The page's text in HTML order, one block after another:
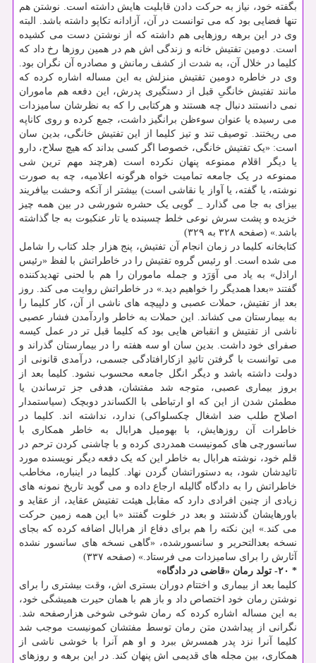
بگفته خود، نیاز به حرکت دادن قابلیت هایش داشته است. نوشتن هم
تنها فضایی بود که می توانست در آن، آزادانه تکاپو داشته باشد. البته
وی در این برهه روزهایی هم داشته که از نوشتن دست می کشیده
است. دومین تفتیش خانه و زندگی اش هم در همین روزها رخ داد که
کلیما در خلال آن، به شدت از کشف رمانش و مصادره آن نگران بود.
وی در خاطره دومین تفتیش منزلش به این مساله اشاره کرده که
مانند تفتیش خانگیِ قبل از دستگیری پدرش، این دفعه هم ماموران
نمی دانستند دنبال چه هستند و هرکتابی را که به نظرشان سامیزدات
می رسیده یا عنوان سوءظن برانگیز داشت، جمع کرده و روی کاناپه
می ریختند. توصیف تند و تیز کلیما از این تفتیش خانگی، بدین سان
است: «یک تفتیش خانگی، خصوصا اگر کسی بداند که هیچ سلاح، دارو
یا دیگر اقلام ممنوعه پنهان نکرده است (هرچند مهم ترین شی
ممنوعه در یک جامعه تمامیت خواه هرگونه اعلامیه، چه به صورت
نوشته، یا گفته، یا آواز یا نقاشی است) بیشتر از آنکه وحشت بیافریند
بیزای به جا می گذارد _ گویی یک حشره شورشی در بین همه چیز
خزیده و پشت سرش نوعی خلط چسبنده یا تار عنکبوت به جا گذاشته
باشد.» (صفحه ۳۲۸ به ۳۲۹)
کتابخانه کلیما در زمان انجام آن تفتیش، پنج هزار جلد کتاب را شامل
می شده است. او رئیس گروه تفتیش را در خاطراتش با لفظ «رئیس
اراذل» به یاد می آوَرَد و جمله ماموران را هم با لحنی تهدیدکننده
گفتند «بعدا همدیگر را خواهیم دید.» در خاطراتش روایت می کند. روز
بعد از تفتیش، حملات عصبی و دلپیچه های ناشی از آن، کار کلیما را
به بیمارستان می کشاند. این حملات به خاطر واردآمدن فشار عصبی
ناشی از تفتیش و انقباض هایی بود که کلیما قبل تر در عمل کیسه
صفرای خود داشت. بدین سان او سه هفته را در بیمارستان گذراند و
می توانست با گرفتن تائیدِ ازکارافتادگی جسمی، درآمدی قانونی از
دولت داشته باشد و دیگر انگل جامعه محسوب نشود. کلیما بعد از
بروز بیماری عصبی، متوجه شد مفتشان، هدفی جز ترساندن یا
مطمئن شدن از این که او ارتباطی با الکساندر دوبچک (سیاستمدار
اصلاح طلب ضد اشغال چکسلواکی) ندارد، نداشته اند. کلیما در
خاطرات آن روزهایش، با بهومیل هرابال به خاطر همکاری با
سانسورچی های کمونیست همدردی کرده و با چاشنی کردن ترحم در
قلم خود، نوشته هرابال به خاطر این که یک دفعه دیگر نویسنده مورد
تائیدشان شود، به دستوراتشان گردن نهاد. کلیما در اینباره، مخاطب
خاطراتش را به دادگاه گالیله ارجاع داده و می گوید تاریخ نمونه های
زیادی از چنین افرادی دارد که مقابل هیئت تفتیش عقاید، از عقاید و
باورهایشان گذشتند و بعد در خلوت گفتند «با این همه زمین حرکت
می کند.» این نکته را هم برای دفاع از هرابال اضافه کرده که بجای
نسخه بعدالتحریر و سانسورشده، «گاهی نسخه های سانسور نشده
آثارش را برای سامیزدات می فرستاد.» (صفحه ۳۳۷)
* ۲۰- تولد رمان «قاضی در دادگاه»
کلیما بعد از بیماری و اختتام دوران بستری اش، وقت بیشتری را برای
نوشتن رمان خود اختصاص داد و باز هم با همان حیرت همیشگی خود،
به این مساله اشاره کرده که رمان شوخی شوخی هزارصفحه شد.
نگرانی از پیداشدن متن رمان توسط مفتشان کمونیست موجب شد
کلیما آنرا نزد پدر همسرش ببرد و او هم آنرا با خوشی ناشی از
همکاری، بین مجله های قدیمی اش پنهان کند. در این برهه و روزهای